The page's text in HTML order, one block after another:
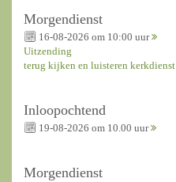
Morgendienst
16-08-2026 om 10:00 uur
Uitzending
terug kijken en luisteren kerkdienst
Inloopochtend
19-08-2026 om 10.00 uur
Morgendienst